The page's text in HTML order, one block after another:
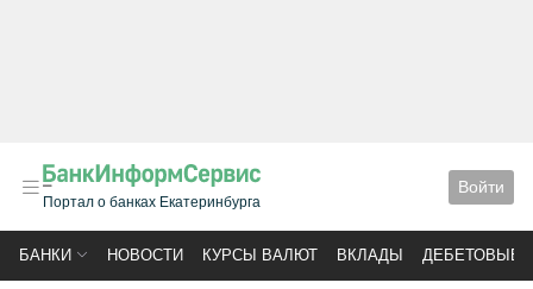
Портал о банках Екатеринбурга
Войти
БАНКИ НОВОСТИ КУРСЫ ВАЛЮТ ВКЛАДЫ ДЕБЕТОВЫЕ